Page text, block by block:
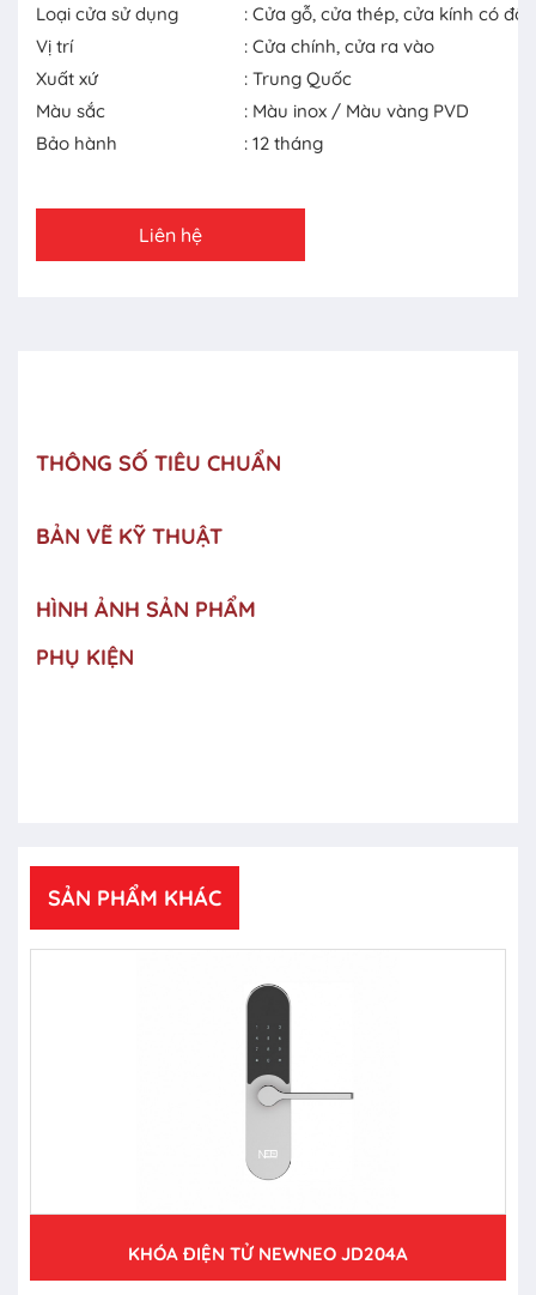
Loại cửa sử dụng
: Cửa gỗ, cửa thép, cửa kính có đố
Vị trí
: Cửa chính, cửa ra vào
Xuất xứ
: Trung Quốc
Màu sắc
: Màu inox / Màu vàng PVD
Bảo hành
: 12 tháng
Liên hệ
THÔNG SỐ TIÊU CHUẨN
BẢN VẼ KỸ THUẬT
HÌNH ẢNH SẢN PHẨM
PHỤ KIỆN
SẢN PHẨM KHÁC
KHÓA ĐIỆN TỬ NEWNEO JD204A